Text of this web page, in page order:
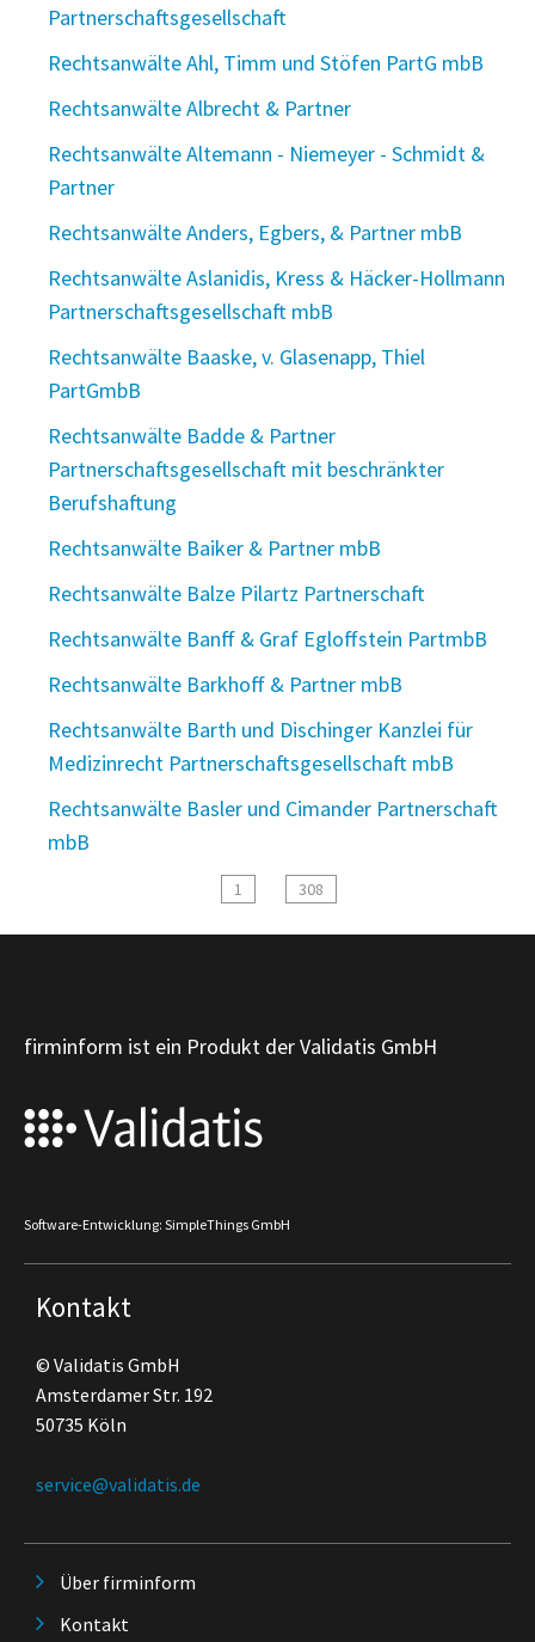
Partnerschaftsgesellschaft
Rechtsanwälte Ahl, Timm und Stöfen PartG mbB
Rechtsanwälte Albrecht & Partner
Rechtsanwälte Altemann - Niemeyer - Schmidt &
Partner
Rechtsanwälte Anders, Egbers, & Partner mbB
Rechtsanwälte Aslanidis, Kress & Häcker-Hollmann
Partnerschaftsgesellschaft mbB
Rechtsanwälte Baaske, v. Glasenapp, Thiel
PartGmbB
Rechtsanwälte Badde & Partner
Partnerschaftsgesellschaft mit beschränkter
Berufshaftung
Rechtsanwälte Baiker & Partner mbB
Rechtsanwälte Balze Pilartz Partnerschaft
Rechtsanwälte Banff & Graf Egloffstein PartmbB
Rechtsanwälte Barkhoff & Partner mbB
Rechtsanwälte Barth und Dischinger Kanzlei für
Medizinrecht Partnerschaftsgesellschaft mbB
Rechtsanwälte Basler und Cimander Partnerschaft
mbB
1 308
firminform ist ein Produkt der Validatis GmbH
Software-Entwicklung: SimpleThings GmbH
Kontakt
© Validatis GmbH
Amsterdamer Str. 192
50735 Köln
service@validatis.de
Über firminform
Kontakt